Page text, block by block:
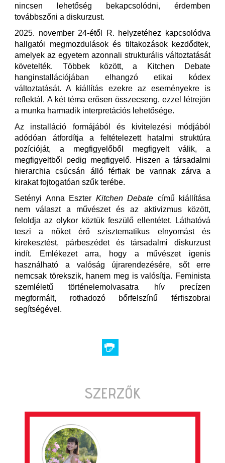
nincsen lehetőség bekapcsolódni, érdemben
továbbszőni a diskurzust.
2025. november 24-étől R. helyzetéhez kapcsolódva
hallgatói megmozdulások és tiltakozások kezdődtek,
amelyek az egyetem azonnali strukturális változtatását
követelték. Többek között, a Kitchen Debate
hanginstallációjában elhangzó etikai kódex
változtatását. A kiállítás ezekre az eseményekre is
reflektál. A két téma erősen összecseng, ezzel létrejön
a munka harmadik interpretációs lehetősége.
Az installáció formájából és kivitelezési módjából
adódóan átfordítja a feltételezett hatalmi struktúra
pozícióját, a megfigyelőből megfigyelt válik, a
megfigyeltből pedig megfigyelő. Hiszen a társadalmi
hierarchia csúcsán álló férfiak be vannak zárva a
kirakat fojtogatóan szűk terébe.
Setényi Anna Eszter Kitchen Debate című kiállítása
nem választ a művészet és az aktivizmus között,
feloldja az olykor köztük feszülő ellentétet. Láthatóvá
teszi a nőket érő szisztematikus elnyomást és
kirekesztést, párbeszédet és társadalmi diskurzust
indít. Emlékezet arra, hogy a művészet igenis
használható a valóság újrarendezésére, sőt erre
nemcsak törekszik, hanem meg is valósítja. Feminista
szemléletű történelemolvasatra hív precízen
megformált, rothadozó bőrfelszínű férfiszobrai
segítségével.
SZERZŐK